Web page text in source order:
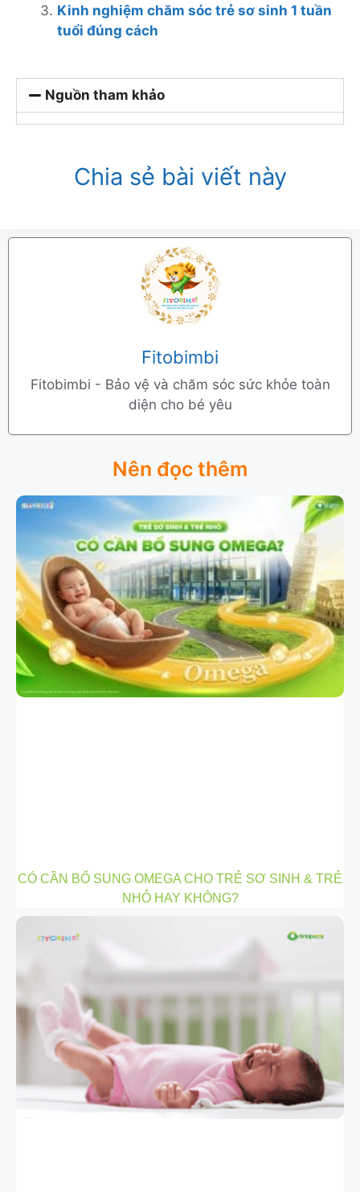
Kinh nghiệm chăm sóc trẻ sơ sinh 1 tuần
tuổi đúng cách
Nguồn tham khảo
Chia sẻ bài viết này
Fitobimbi
Fitobimbi - Bảo vệ và chăm sóc sức khỏe toàn
diện cho bé yêu
Nên đọc thêm
CÓ CẦN BỔ SUNG OMEGA CHO TRẺ SƠ SINH & TRẺ
NHỎ HAY KHÔNG?